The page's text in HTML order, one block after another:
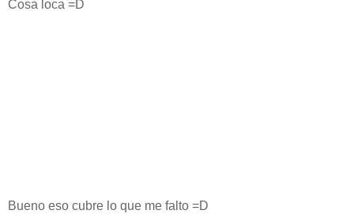
Cosa loca =D
Bueno eso cubre lo que me falto =D